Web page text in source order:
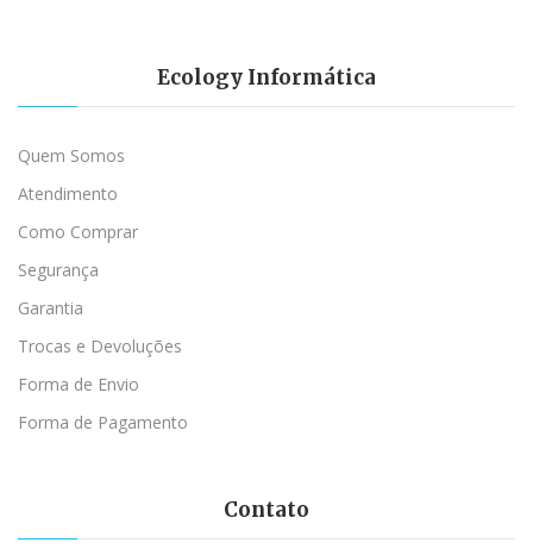
Ecology Informática
Quem Somos
Atendimento
Como Comprar
Segurança
Garantia
Trocas e Devoluções
Forma de Envio
Forma de Pagamento
Contato